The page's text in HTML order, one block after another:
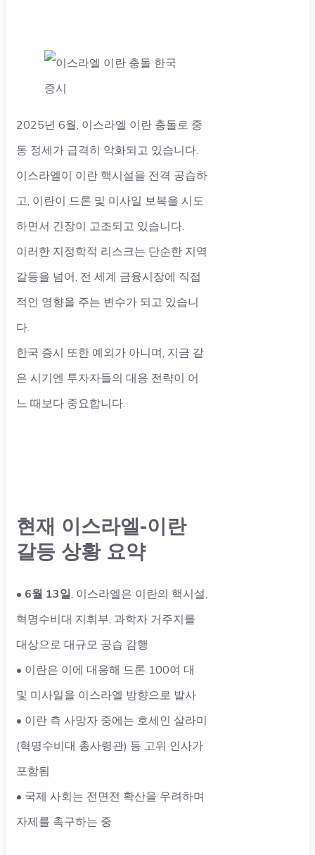
2025년 6월, 이스라엘 이란 충돌로 중
동 정세가 급격히 악화되고 있습니다.
이스라엘이 이란 핵시설을 전격 공습하
고, 이란이 드론 및 미사일 보복을 시도
하면서 긴장이 고조되고 있습니다.
이러한 지정학적 리스크는 단순한 지역
갈등을 넘어, 전 세계 금융시장에 직접
적인 영향을 주는 변수가 되고 있습니
다.
한국 증시 또한 예외가 아니며, 지금 같
은 시기엔 투자자들의 대응 전략이 어
느 때보다 중요합니다.
현재 이스라엘-이란
갈등 상황 요약
• 6월 13일 , 이스라엘은 이란의 핵시설,
혁명수비대 지휘부, 과학자 거주지를
대상으로 대규모 공습 감행
• 이란은 이에 대응해 드론 100여 대
및 미사일을 이스라엘 방향으로 발사
• 이란 측 사망자 중에는 호세인 살라미
(혁명수비대 총사령관) 등 고위 인사가
포함됨
• 국제 사회는 전면전 확산을 우려하며
자제를 촉구하는 중